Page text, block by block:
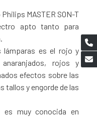
MASTER SON-T
apto tanto para
lámparas es el rojo y
rojos y
efectos sobre las
tallos y engorde de las
muy conocida en